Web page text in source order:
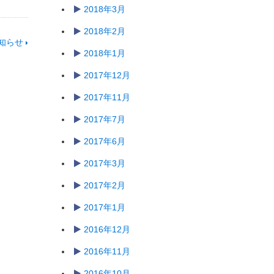
らせ
2018年3月
2018年2月
2018年1月
2017年12月
2017年11月
2017年7月
2017年6月
2017年3月
2017年2月
2017年1月
2016年12月
2016年11月